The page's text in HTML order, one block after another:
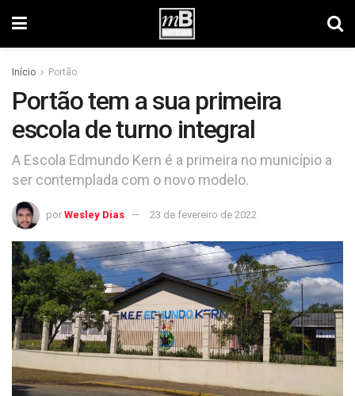
Início Portão
Portão tem a sua primeira
escola de turno integral
A Escola Edmundo Kern é a primeira no município a
ser contemplada com o novo modelo.
por Wesley Dias 23 de fevereiro de 2022